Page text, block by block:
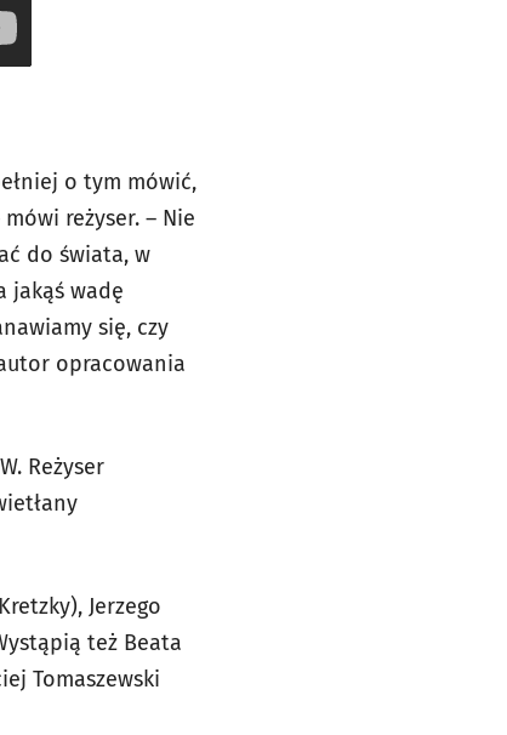
o tym mówić,
reżyser. – Nie
do świata, w
jakąś wadę
się, czy
opracowania
Reżyser
Jerzego
też Beata
Tomaszewski